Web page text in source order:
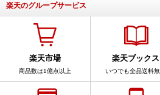
楽天のグループサービス
楽天市場
商品数は1億点以上
楽天ブックス
いつでも全品送料